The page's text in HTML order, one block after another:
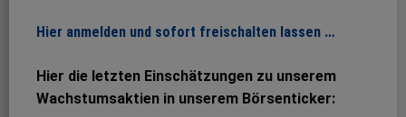
Hier anmelden und sofort freischalten lassen …
Hier die letzten Einschätzungen zu unserem
Wachstumsaktien in unserem Börsenticker: